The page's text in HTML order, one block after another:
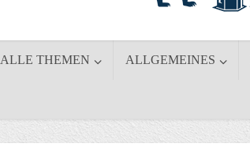
ALLE THEMEN ALLGEMEINES